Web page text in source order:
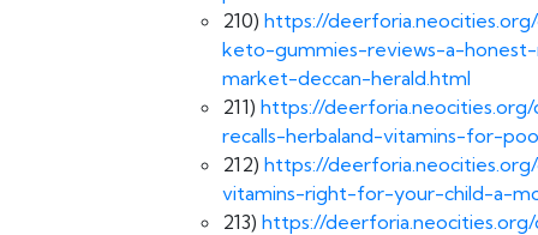
210) https://
keto-gummies-reviews-a-
market-deccan-herald.html
211) https://
recalls-herbaland-vitamins-for-
212) https://
vitamins-right-for-your-child-a-
213) https://